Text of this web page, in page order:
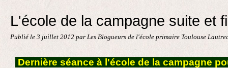
L'école de la campagne suite et
Publié le 3 juillet 2012 par Les Blogueurs de l'école primaire Toulouse
Dernière séance à l'école de la campagne